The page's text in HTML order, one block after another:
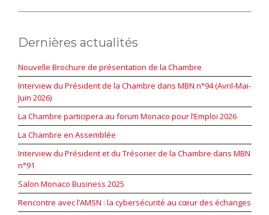
Dernières actualités
Nouvelle Brochure de présentation de la Chambre
Interview du Président de la Chambre dans MBN n°94 (Avril-Mai-
Juin 2026)
La Chambre participera au forum Monaco pour l’Emploi 2026
La Chambre en Assemblée
Interview du Président et du Trésorier de la Chambre dans MBN
n°91
Salon Monaco Business 2025
Rencontre avec l’AMSN : la cybersécurité au cœur des échanges